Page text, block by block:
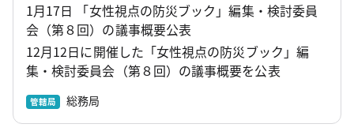
1月17日 「女性視点の防災ブック」編集・検討委員
会（第８回）の議事概要公表
12月12日に開催した「女性視点の防災ブック」編
集・検討委員会（第８回）の議事概要を公表
管轄局 総務局